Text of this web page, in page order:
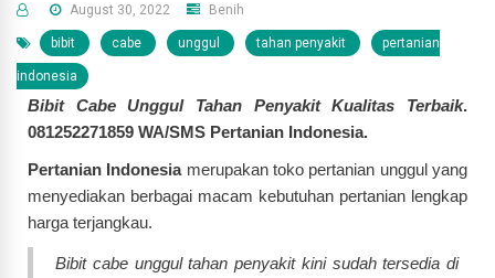
August 30, 2022 Benih
bibit cabe unggul tahan penyakit pertanian
indonesia
Bibit Cabe Unggul Tahan Penyakit Kualitas Terbaik.
081252271859 WA/SMS Pertanian Indonesia.
Pertanian Indonesiamerupakan toko pertanian unggul yang
menyediakan berbagai macam kebutuhan pertanian lengkap
harga terjangkau.
Bibit cabe unggul tahan penyakit kini sudah tersedia di